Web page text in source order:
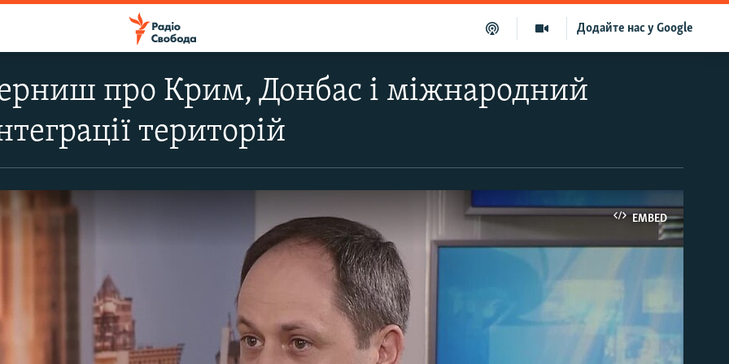
Додайте нас у Google
про Крим, Донбас і міжнародний
територій
EMBED